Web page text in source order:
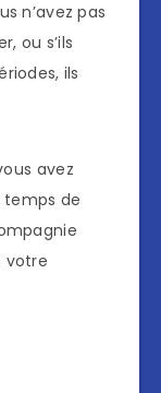
n’avez pas
ou s’ils
ils
avez
temps de
votre